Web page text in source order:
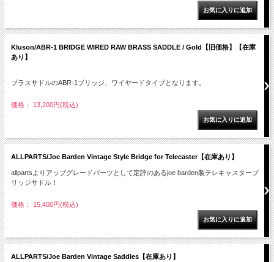
Kluson/ABR-1 BRIDGE WIRED RAW BRASS SADDLE / Gold【旧価格】【在庫
あり】
ブラスサドルのABR-1ブリッジ、ワイヤードタイプとなります。
価格： 13,200円(税込)
ALLPARTS/Joe Barden Vintage Style Bridge for Telecaster【在庫あり】
allpartsよりアップグレードパーツとして定評のあるjoe barden製テレキャスターブ
リッジサドル！
価格： 15,400円(税込)
ALLPARTS/Joe Barden Vintage Saddles【在庫あり】